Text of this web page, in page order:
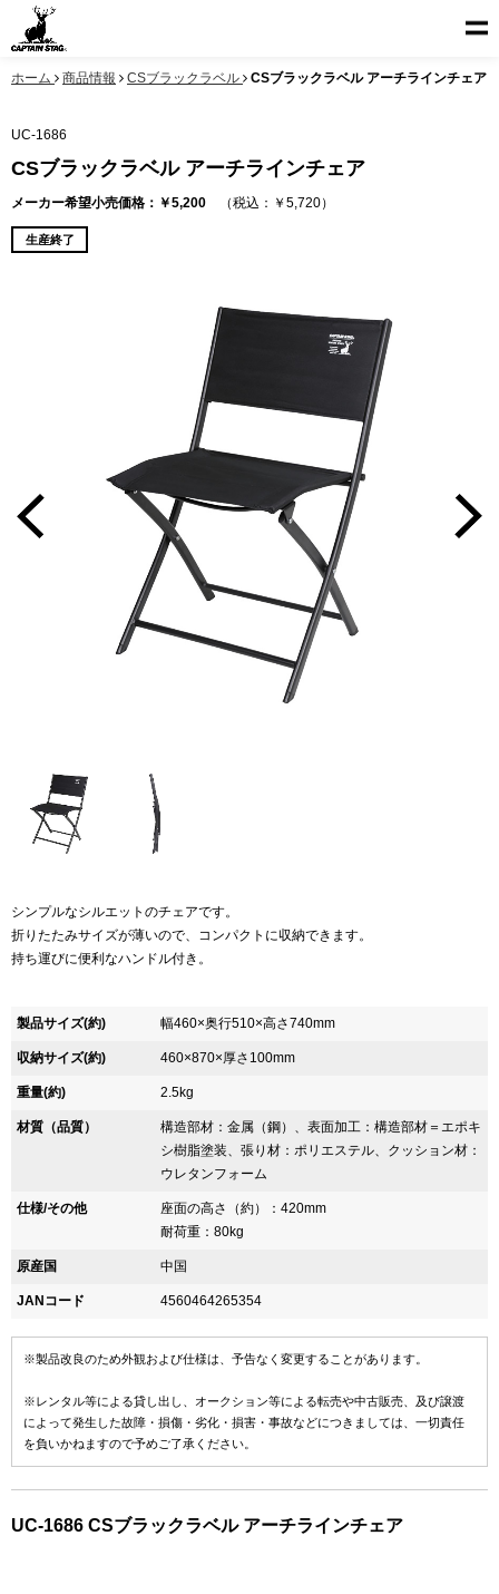
ホーム 商品情報 CSブラックラベル CSブラックラベル アーチラインチェア
UC-1686
CSブラックラベル アーチラインチェア
メーカー希望小売価格：￥5,200 （税込：￥5,720）
生産終了
シンプルなシルエットのチェアです。
折りたたみサイズが薄いので、コンパクトに収納できます。
持ち運びに便利なハンドル付き。
製品サイズ(約) 幅460×奥行510×高さ740mm
収納サイズ(約) 460×870×厚さ100mm
重量(約) 2.5kg
材質（品質）
構造部材：金属（鋼）、表面加工：構造部材＝エポキ
シ樹脂塗装、張り材：ポリエステル、クッション材：
ウレタンフォーム
仕様/その他
座面の高さ（約）：420mm
耐荷重：80kg
原産国 中国
JANコード 4560464265354
※製品改良のため外観および仕様は、予告なく変更することがあります。
※レンタル等による貸し出し、オークション等による転売や中古販売、及び譲渡
によって発生した故障・損傷・劣化・損害・事故などにつきましては、一切責任
を負いかねますので予めご了承ください。
UC-1686 CSブラックラベル アーチラインチェア